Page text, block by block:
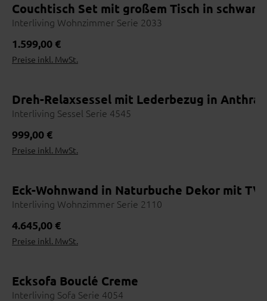
Couchtisch Set mit großem Tisch in
Interliving Wohnzimmer Serie 2033
Regulärer Preis:
1.599,00 €
Preise inkl. MwSt.
Dreh-Relaxsessel mit Lederbezug in
Interliving Sessel Serie 4545
Regulärer Preis:
999,00 €
Preise inkl. MwSt.
Eck-Wohnwand in Naturbuche Dekor mit
Interliving Wohnzimmer Serie 2110
Regulärer Preis:
4.645,00 €
Preise inkl. MwSt.
Ecksofa Bouclé Creme
Interliving Sofa Serie 4054